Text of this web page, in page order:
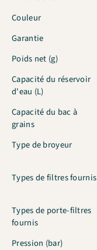
Couleur
Garantie
Poids net (g)
Capacité du réservoir
d'eau (L)
Capacité du bac à
grains
Type de broyeur
Types de filtres fournis
Types de porte-filtres
fournis
Pression (bar)